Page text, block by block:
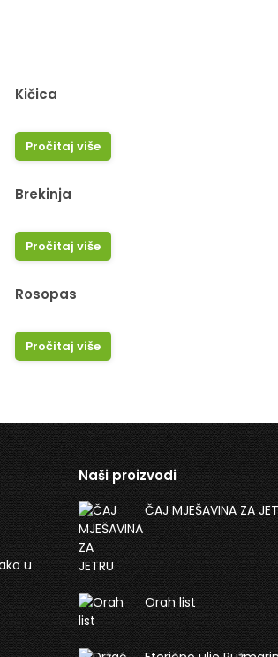
Kičica
Pročitaj više
Brekinja
Pročitaj više
Rosopas
Pročitaj više
u
Naši proizvodi
ČAJ MJEŠAVINA ZA
Orah list